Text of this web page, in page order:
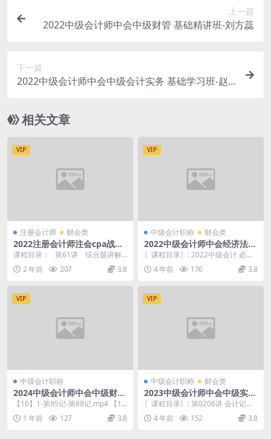
上一篇
2022中级会计师中会中级财管 基础精讲班-刘方蕊
下一篇
2022中级会计师中会中级会计实务 基础学习班-赵
相关文章
VIP
注册会计师 财会类
2022注册会计师注会cpa战略
基础学习班-征鸿
课程目录： 第61讲 综合题讲解.
mp4 第60讲 风险管理技术...
2 年前 207 3.8
VIP
中级会计职称 财会类
2022中级会计师中会经济法基
础 必刷550题 电子书
〖课程目录〗: 2022中级会计 必刷5
50 经济法.pdf
4 年前 176 3.8
VIP
中级会计职称
2024中级会计师中会中级财务
管理 冲刺串讲88记-于竞博
【16】1-第85记-第88记.mp4 【1
5】1-第83记-第84记.mp4 ...
1 年前 127 3.8
VIP
中级会计职称 财会类
2023中级会计师中会中级实
务-课前导学-郭建华
〖课程目录〗: 第0206讲 会计记账
方法.mp4 第0205讲 会计要素计量
属...4 年前 152 3.8